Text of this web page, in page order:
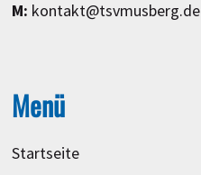
M: kontakt@tsvmusberg.de
Menü
Startseite